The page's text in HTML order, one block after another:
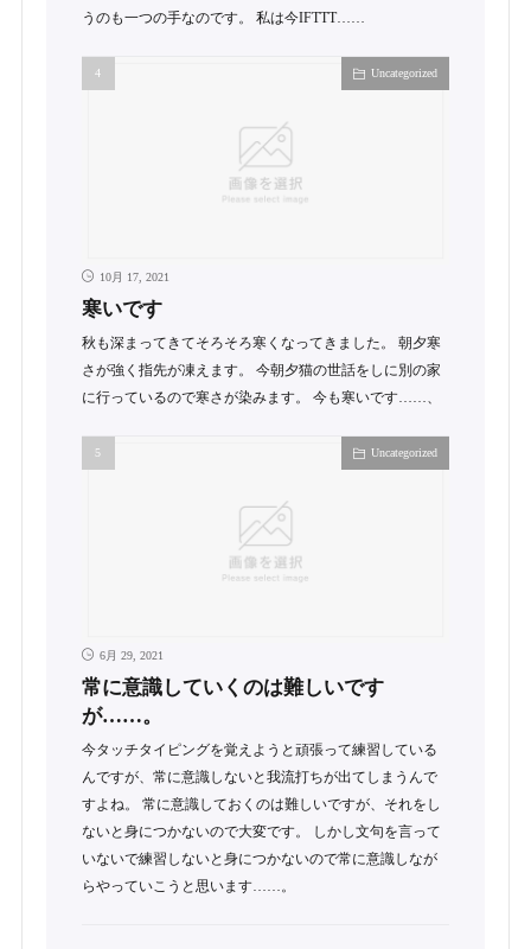
うのも一つの手なのです。 私は今IFTTT……
Uncategorized
10月 17, 2021
寒いです
秋も深まってきてそろそろ寒くなってきました。 朝夕寒
さが強く指先が凍えます。 今朝夕猫の世話をしに別の家
に行っているので寒さが染みます。 今も寒いです……、
Uncategorized
6月 29, 2021
常に意識していくのは難しいです
が……。
今タッチタイピングを覚えようと頑張って練習している
んですが、常に意識しないと我流打ちが出てしまうんで
すよね。 常に意識しておくのは難しいですが、それをし
ないと身につかないので大変です。 しかし文句を言って
いないで練習しないと身につかないので常に意識しなが
らやっていこうと思います……。